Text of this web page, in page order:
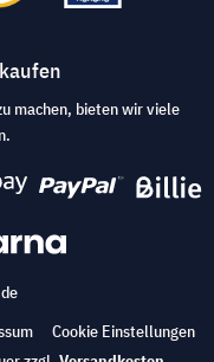
machen, bieten wir viele
Cookie Einstellungen